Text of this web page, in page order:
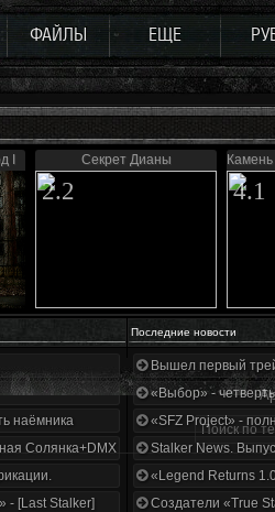
ФАЙЛЫ ЕЩЕ
I Секрет Дианы
2.2
Камень
4.1
Последние новости
трейлера
наёмника
Солянка+DMX 1.3.5.ООП.МА.К.
- [Last Stalker]
Вышел первый
«Выбор» -
«SFZ Project» -
Stalker News.
«Legend Returns
Создатели «True